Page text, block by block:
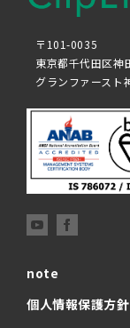
〒101-0035
東京都千代田区神
グランファースト
note
個人情報保護方針